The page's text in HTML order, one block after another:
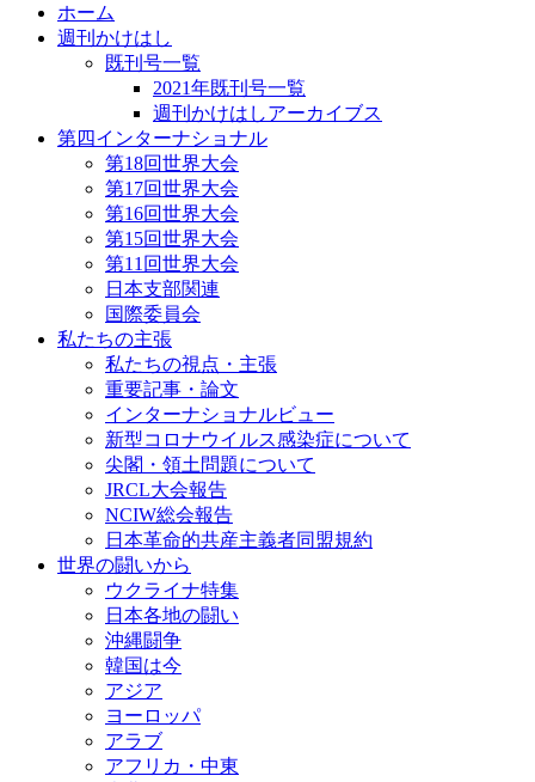
ホーム
週刊かけはし
既刊号一覧
2021年既刊号一覧
週刊かけはしアーカイブス
第四インターナショナル
第18回世界大会
第17回世界大会
第16回世界大会
第15回世界大会
第11回世界大会
日本支部関連
国際委員会
私たちの主張
私たちの視点・主張
重要記事・論文
インターナショナルビュー
新型コロナウイルス感染症について
尖閣・領土問題について
JRCL大会報告
NCIW総会報告
日本革命的共産主義者同盟規約
世界の闘いから
ウクライナ特集
日本各地の闘い
沖縄闘争
韓国は今
アジア
ヨーロッパ
アラブ
アフリカ・中東